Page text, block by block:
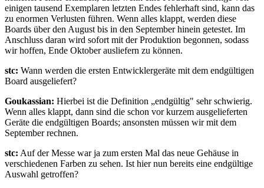
einigen tausend Exemplaren letzten Endes fehlerhaft sind, kann das
zu enormen Verlusten führen. Wenn alles klappt, werden diese
Boards über den August bis in den September hinein getestet. Im
Anschluss daran wird sofort mit der Produktion begonnen, sodass
wir hoffen, Ende Oktober ausliefern zu können.
stc: Wann werden die ersten Entwicklergeräte mit dem endgültigen
Board ausgeliefert?
Goukassian: Hierbei ist die Definition „endgültig" sehr schwierig.
Wenn alles klappt, dann sind die schon vor kurzem ausgelieferten
Geräte die endgültigen Boards; ansonsten müssen wir mit dem
September rechnen.
stc: Auf der Messe war ja zum ersten Mal das neue Gehäuse in
verschiedenen Farben zu sehen. Ist hier nun bereits eine endgültige
Auswahl getroffen?